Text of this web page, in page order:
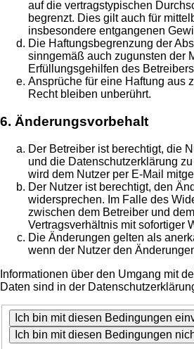
auf die vertragstypischen
begrenzt. Dies gilt auch für
insbesondere entgangenen
Die Haftungsbegrenzung der
sinngemäß auch zugunsten der
Erfüllungsgehilfen des
Ansprüche für eine Haftung aus
Recht bleiben unberührt.
6. Änderungsvorbehalt
Der Betreiber ist berechtigt, die
und die Datenschutzerklärung
wird dem Nutzer per E-Mail
Der Nutzer ist berechtigt, den
widersprechen. Im Falle des
zwischen dem Betreiber und
Vertragsverhältnis mit sofortiger
Die Änderungen gelten als
wenn der Nutzer den
Informationen über den Umgang mit
Daten sind in der